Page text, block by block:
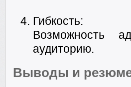
Гибкость:
Возможность
аудиторию.
Выводы и